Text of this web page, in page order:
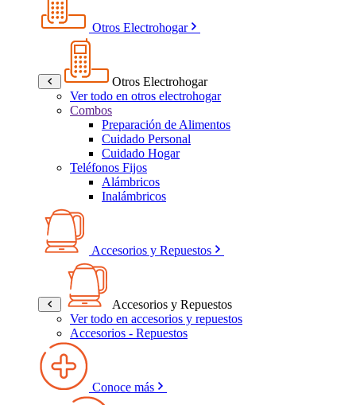
Otros Electrohogar
Otros Electrohogar
Ver todo en otros electrohogar
Combos
Preparación de Alimentos
Cuidado Personal
Cuidado Hogar
Teléfonos Fijos
Alámbricos
Inalámbricos
Accesorios y Repuestos
Accesorios y Repuestos
Ver todo en accesorios y repuestos
Accesorios - Repuestos
Conoce más